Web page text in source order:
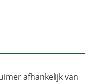
afhankelijk van